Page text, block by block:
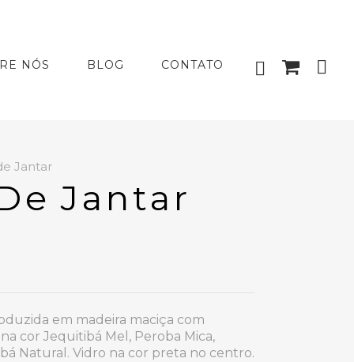
NÓS BLOG CONTATO
Jantar
Jantar
em madeira maciça com
cor Jequitibá Mel, Peroba Mica,
Natural. Vidro na cor preta no centro.